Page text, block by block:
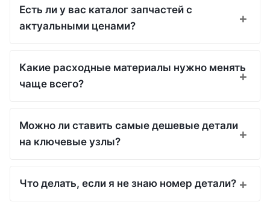
Есть ли у вас каталог запчастей с
актуальными ценами?
Какие расходные материалы нужно менять
чаще всего?
Можно ли ставить самые дешевые детали
на ключевые узлы?
Что делать, если я не знаю номер детали?